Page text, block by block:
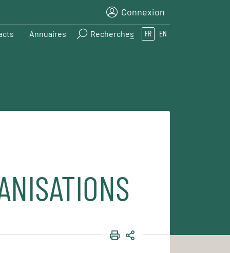
Connexion
Annuaires Recherches FR EN
IMPRIMER
PARTAGER